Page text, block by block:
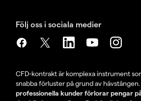
Följ oss i sociala medier
CFD-kontrakt är komplexa instrument
snabba förluster på grund av hävstången.
professionella kunder förlorar pengar